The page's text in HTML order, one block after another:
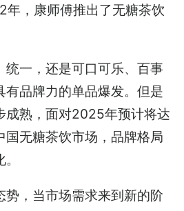
年，康师傅推出了无糖茶饮
统一，还是可口可乐、百事
有品牌力的单品爆发。但是
成熟，面对2025年预计将达
国无糖茶饮市场，品牌格局
势，当市场需求来到新的阶